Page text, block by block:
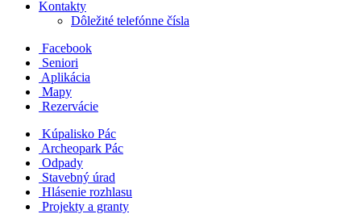
Kontakty
Dôležité telefónne čísla
Facebook
Seniori
Aplikácia
Mapy
Rezervácie
Kúpalisko Pác
Archeopark Pác
Odpady
Stavebný úrad
Hlásenie rozhlasu
Projekty a granty